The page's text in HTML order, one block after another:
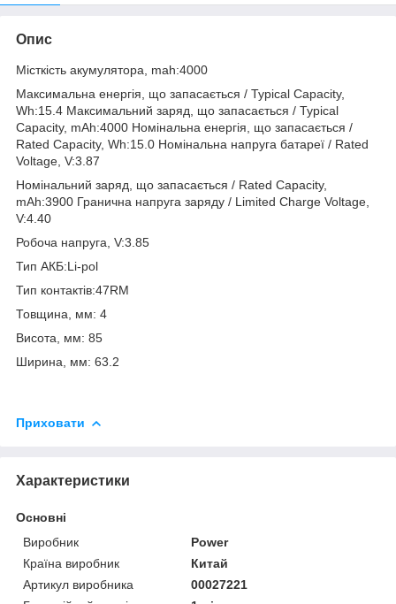
Опис
Місткість акумулятора, mah:4000
Максимальна енергія, що запасається / Typical Capacity,
Wh:15.4 Максимальний заряд, що запасається / Typical
Capacity, mAh:4000 Номінальна енергія, що запасається /
Rated Capacity, Wh:15.0 Номінальна напруга батареї / Rated
Voltage, V:3.87
Номінальний заряд, що запасається / Rated Capacity,
mAh:3900 Гранична напруга заряду / Limited Charge Voltage,
V:4.40
Робоча напруга, V:3.85
Тип АКБ:Li-pol
Тип контактів:47RM
Товщина, мм: 4
Висота, мм: 85
Ширина, мм: 63.2
Приховати
Характеристики
Основні
Виробник
Power
Країна виробник
Китай
Артикул виробника
00027221